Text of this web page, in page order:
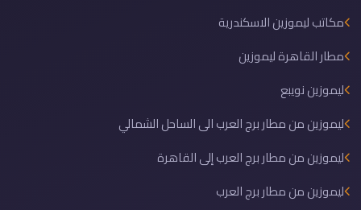
مكاتب ليموزين الاسكندرية
مطار القاهرة ليموزين
ليموزين نويبع
ليموزين من مطار برج العرب الى الساحل الشمالي
ليموزين من مطار برج العرب إلى القاهرة
ليموزين من مطار برج العرب